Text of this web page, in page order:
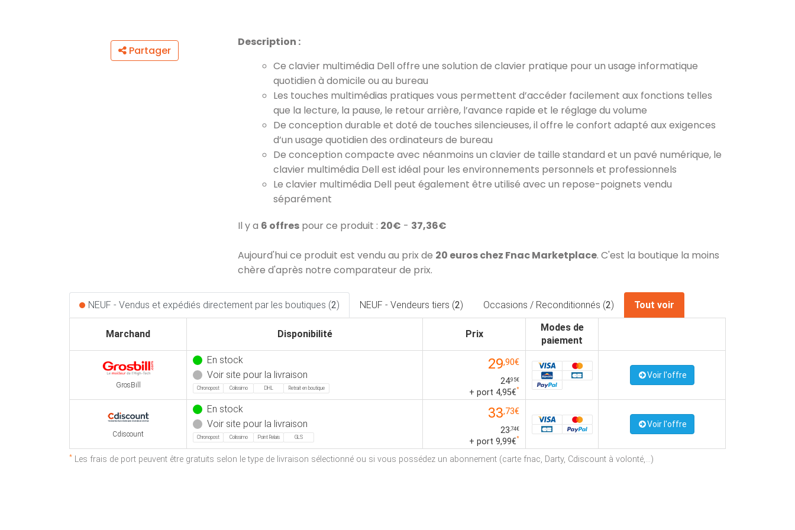
Partager
Description :
Ce clavier multimédia Dell offre une solution de clavier pratique pour un usage informatique
quotidien à domicile ou au bureau
Les touches multimédias pratiques vous permettent d’accéder facilement aux fonctions telles
que la lecture, la pause, le retour arrière, l’avance rapide et le réglage du volume
De conception durable et doté de touches silencieuses, il offre le confort adapté aux exigences
d’un usage quotidien des ordinateurs de bureau
De conception compacte avec néanmoins un clavier de taille standard et un pavé numérique, le
clavier multimédia Dell est idéal pour les environnements personnels et professionnels
Le clavier multimédia Dell peut également être utilisé avec un repose-poignets vendu
séparément
Il y a 6 offres pour ce produit : 20€ - 37,36€
Aujourd'hui ce produit est vendu au prix de 20 euros chez Fnac Marketplace. C'est la boutique la moins
chère d'après notre comparateur de prix.
NEUF - Vendus et expédiés directement par les boutiques (2) NEUF - Vendeurs tiers (2) Occasions / Reconditionnés (2) Tout voir
Marchand Disponibilité Prix
Modes de
paiement
GrosBill
En stock
Voir site pour la livraison
Chronopost Colissimo DHL Retrait en boutique
29,90€
24,95€
+ port 4,95€*
Voir l'offre
Cdiscount
En stock
Voir site pour la livraison
Chronopost Colissimo Point Relais GLS
33,73€
23,74€
+ port 9,99€*
Voir l'offre
* Les frais de port peuvent être gratuits selon le type de livraison sélectionné ou si vous possédez un abonnement (carte fnac, Darty, Cdiscount à volonté,...)